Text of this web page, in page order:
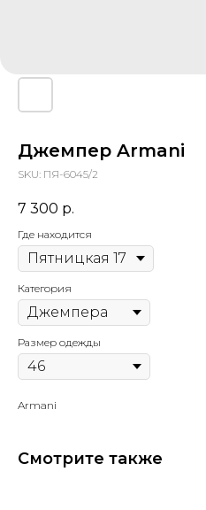
Джемпер Armani
SKU: ПЯ-6045/2
7 300 р.
Где находится
Категория
Размер одежды
Armani
Смотрите также